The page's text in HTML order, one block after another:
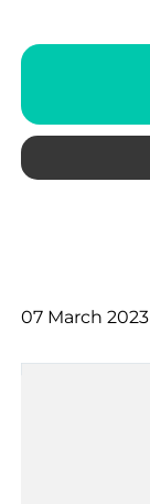
07 March 2023